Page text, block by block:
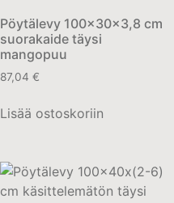
Pöytälevy 100x30x3,8 cm
suorakaide täysi
mangopuu
87,04 €
Lisää ostoskoriin